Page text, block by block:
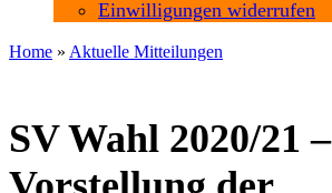
Einwilligungen widerrufen
Home » Aktuelle Mitteilungen
SV Wahl 2020/21 –